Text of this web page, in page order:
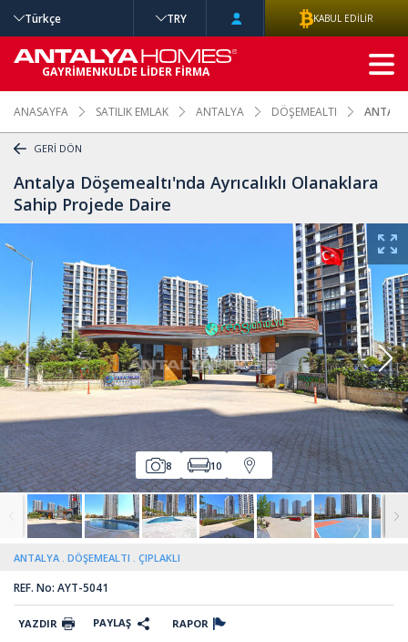
ANASAYFA SATILIK EMLAK ANTALYA DÖŞEMEALTI
GERİ DÖN
Antalya Döşemealtı'nda Ayrıcalıklı Olanaklara
Sahip Projede Daire
8 10
ANTALYA DÖŞEMEALTI ÇIPLAKLI
REF. No: AYT-5041
YAZDIR PAYLAŞ RAPOR
Türkçe TRY KABUL EDİLİR
GAYRİMENKULDE LİDER FİRMA
GELİŞMİŞ
ARAMA